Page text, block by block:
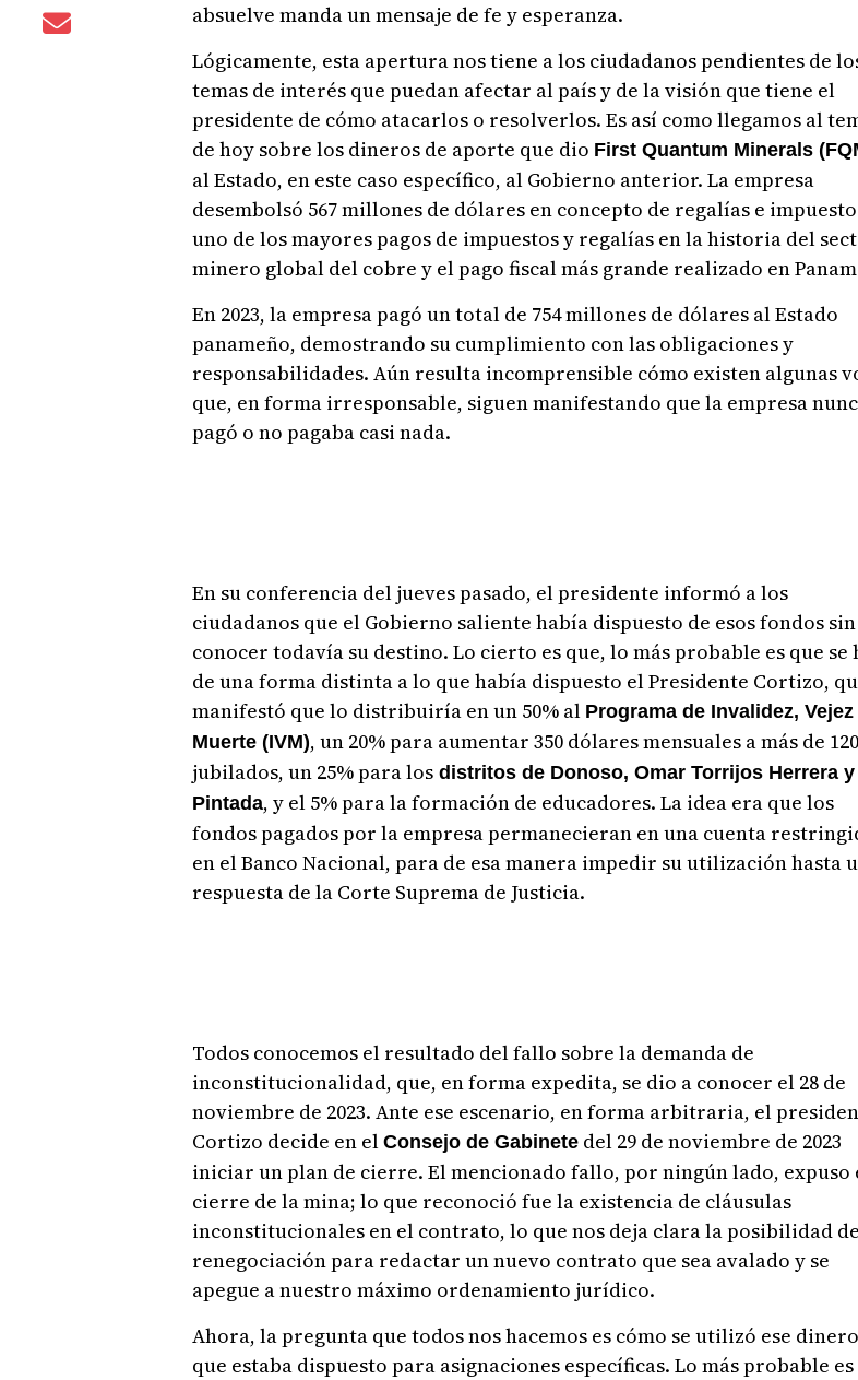
absuelve manda un mensaje de fe y esperanza.
Lógicamente, esta apertura nos tiene a los ciudadanos pendientes de
temas de interés que puedan afectar al país y de la visión que tiene el
presidente de cómo atacarlos o resolverlos. Es así como llegamos al
de hoy sobre los dineros de aporte que dio First Quantum Minerals
al Estado, en este caso específico, al Gobierno anterior. La empresa
desembolsó 567 millones de dólares en concepto de regalías e
uno de los mayores pagos de impuestos y regalías en la historia del
minero global del cobre y el pago fiscal más grande realizado en
En 2023, la empresa pagó un total de 754 millones de dólares al Estado
panameño, demostrando su cumplimiento con las obligaciones y
responsabilidades. Aún resulta incomprensible cómo existen algunas
que, en forma irresponsable, siguen manifestando que la empresa
pagó o no pagaba casi nada.
En su conferencia del jueves pasado, el presidente informó a los
ciudadanos que el Gobierno saliente había dispuesto de esos fondos sin
conocer todavía su destino. Lo cierto es que, lo más probable es que se
de una forma distinta a lo que había dispuesto el Presidente Cortizo,
manifestó que lo distribuiría en un 50% al Programa de Invalidez, Vejez
Muerte (IVM), un 20% para aumentar 350 dólares mensuales a más de
jubilados, un 25% para losdistritos de Donoso, Omar Torrijos Herrera y
Pintada, y el 5% para la formación de educadores. La idea era que los
fondos pagados por la empresa permanecieran en una cuenta
en el Banco Nacional, para de esa manera impedir su utilización hasta
respuesta de la Corte Suprema de Justicia.
Todos conocemos el resultado del fallo sobre la demanda de
inconstitucionalidad, que, en forma expedita, se dio a conocer el 28 de
noviembre de 2023. Ante ese escenario, en forma arbitraria, el
Cortizo decide en el Consejo de Gabinetedel 29 de noviembre de 2023
iniciar un plan de cierre. El mencionado fallo, por ningún lado, expuso
cierre de la mina; lo que reconoció fue la existencia de cláusulas
inconstitucionales en el contrato, lo que nos deja clara la posibilidad de
renegociación para redactar un nuevo contrato que sea avalado y se
apegue a nuestro máximo ordenamiento jurídico.
Ahora, la pregunta que todos nos hacemos es cómo se utilizó ese dinero
que estaba dispuesto para asignaciones específicas. Lo más probable es